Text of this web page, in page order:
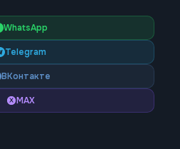
WhatsApp
Telegram
ВКонтакте
MAX